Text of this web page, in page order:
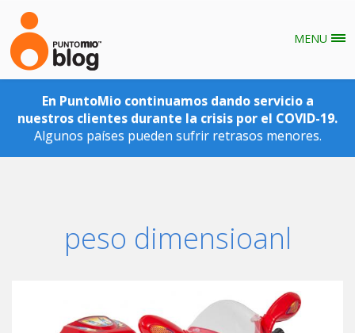
MENU
En PuntoMio continuamos dando servicio a
nuestros clientes durante la crisis por el COVID-19.
Algunos países pueden sufrir retrasos menores.
peso dimensioanl